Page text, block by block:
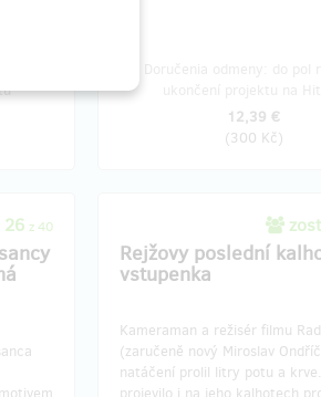
12,39 €
(300 Kč)
26 z 40
Rejžovy poslední
vstupenka
Kameraman a režisér filmu
(zaručeně nový Miroslav
natáčení prolil litry potu a
projevilo i na jeho kalhotech